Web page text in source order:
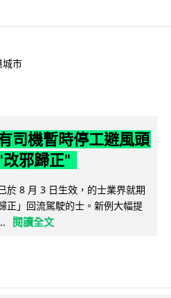
城市
司機暫時停工避風頭
邪歸正"
於 8 月 3 日生效，的士業界就期
正」回流駕駛的士。新例大幅提
閱讀全文